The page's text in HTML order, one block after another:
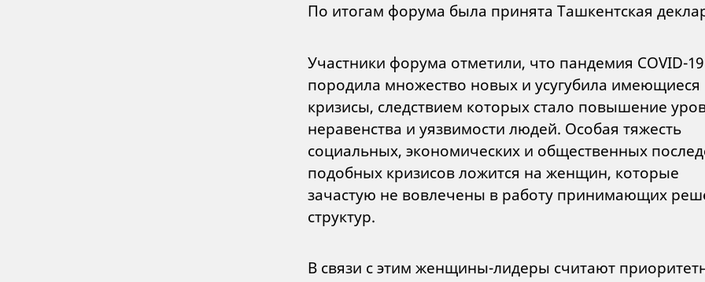
По итогам форума была принята Ташкентская
Участники форума отметили, что пандемия COVID-19
породила множество новых и усугубила имеющиеся
кризисы, следствием которых стало повышение
неравенства и уязвимости людей. Особая тяжесть
социальных, экономических и общественных
подобных кризисов ложится на женщин, которые
зачастую не вовлечены в работу принимающих
структур.
В связи с этим женщины-лидеры считают